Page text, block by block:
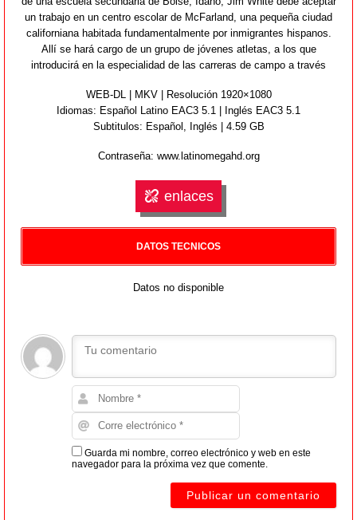
un trabajo en un centro escolar de McFarland, una pequeña ciudad
californiana habitada fundamentalmente por inmigrantes hispanos.
Allí se hará cargo de un grupo de jóvenes atletas, a los que
introducirá en la especialidad de las carreras de campo a través
WEB-DL | MKV | Resolución 1920×1080
Idiomas: Español Latino EAC3 5.1 | Inglés EAC3 5.1
Subtitulos: Español,
Inglés | 4.59 GB
Contraseña: www.latinomegahd.org
enlaces
DATOS TECNICOS
Datos no disponible
Guarda mi nombre, correo electrónico y web en este
navegador para la próxima vez que comente.